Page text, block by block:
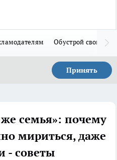
Обустрой свой дом
Принять
семья»: почему
мириться, даже
- советы